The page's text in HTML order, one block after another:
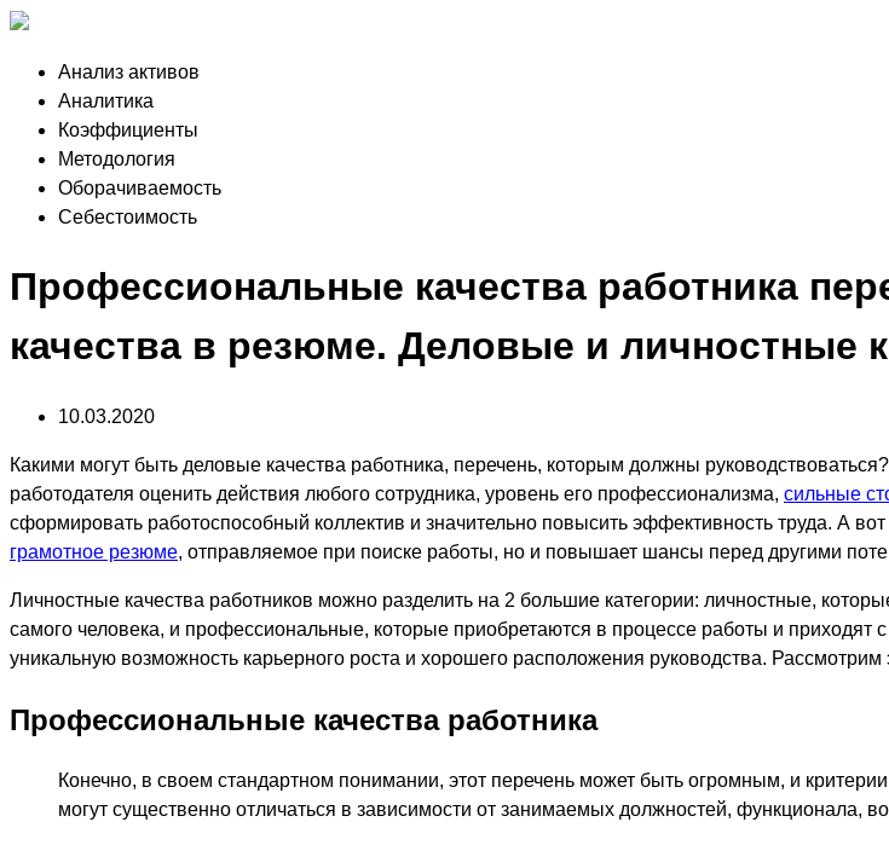
Анализ активов
Аналитика
Коэффициенты
Методология
Оборачиваемость
Себестоимость
Профессиональные качества работника
качества в резюме. Деловые и личностные
10.03.2020
Какими могут быть деловые качества работника, перечень, которым должны
работодателя оценить действия любого сотрудника, уровень его профессионализма, сильные
сформировать работоспособный коллектив и значительно повысить эффективность труда. А
грамотное резюме, отправляемое при поиске работы, но и повышает шансы перед другими
Личностные качества работников можно разделить на 2 большие категории: личностные,
самого человека, и профессиональные, которые приобретаются в процессе работы и приходят
уникальную возможность карьерного роста и хорошего расположения руководства. Рассмотрим
Профессиональные качества работника
Конечно, в своем стандартном понимании, этот перечень может быть огромным, и
могут существенно отличаться в зависимости от занимаемых должностей, функционала,